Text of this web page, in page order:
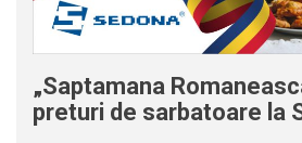
„Saptamana
preturi de sarbatoare la